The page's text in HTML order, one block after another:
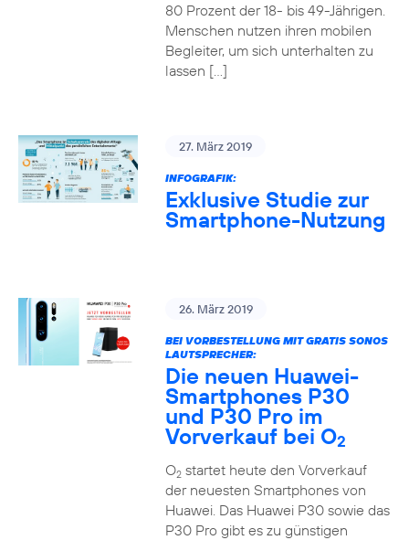
80 Prozent der 18- bis 49-Jährigen.
Menschen nutzen ihren mobilen
Begleiter, um sich unterhalten zu
lassen […]
27. März 2019
INFOGRAFIK:
Exklusive Studie zur
Smartphone-Nutzung
26. März 2019
BEI VORBESTELLUNG MIT GRATIS SONOS
LAUTSPRECHER:
Die neuen Huawei-
Smartphones P30
und P30 Pro im
Vorverkauf bei O2
O2startet heute den Vorverkauf
der neuesten Smartphones von
Huawei. Das Huawei P30 sowie das
P30 Pro gibt es zu günstigen